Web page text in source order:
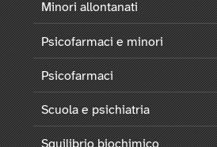
Minori allontanati
Psicofarmaci e minori
Psicofarmaci
Scuola e psichiatria
Squilibrio biochimico